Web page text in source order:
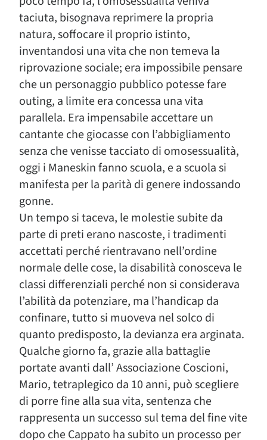
taciuta, bisognava reprimere la propria
natura, soffocare il proprio istinto,
inventandosi una vita che non temeva la
riprovazione sociale; era impossibile pensare
che un personaggio pubblico potesse fare
outing, a limite era concessa una vita
parallela. Era impensabile accettare un
cantante che giocasse con l’abbigliamento
senza che venisse tacciato di omosessualità,
oggi i Maneskin fanno scuola, e a scuola si
manifesta per la parità di genere indossando
gonne.
Un tempo si taceva, le molestie subite da
parte di preti erano nascoste, i tradimenti
accettati perché rientravano nell’ordine
normale delle cose, la disabilità conosceva le
classi differenziali perché non si considerava
l’abilità da potenziare, ma l’handicap da
confinare, tutto si muoveva nel solco di
quanto predisposto, la devianza era arginata.
Qualche giorno fa, grazie alla battaglie
portate avanti dall’ Associazione Coscioni,
Mario, tetraplegico da 10 anni, può scegliere
di porre fine alla sua vita, sentenza che
rappresenta un successo sul tema del fine vite
dopo che Cappato ha subito un processo per